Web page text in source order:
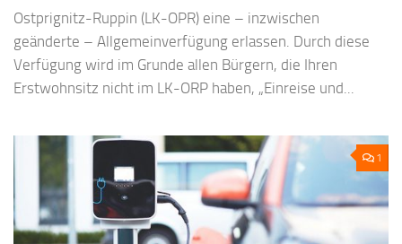
Ostprignitz-Ruppin (LK-OPR) eine – inzwischen
geänderte – Allgemeinverfügung erlassen. Durch diese
Verfügung wird im Grunde allen Bürgern, die Ihren
Erstwohnsitz nicht im LK-ORP haben, „Einreise und...
1